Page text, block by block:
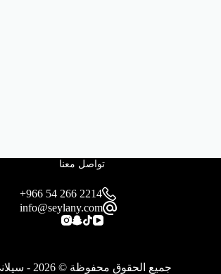
تواصل معنا
+966 54 266 2214
info@seylany.com
جميع الحقوق محفوظة © 2026 - سيلاني